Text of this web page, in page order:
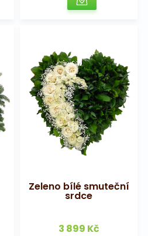
Zeleno bílé smuteční
srdce
3 899 Kč